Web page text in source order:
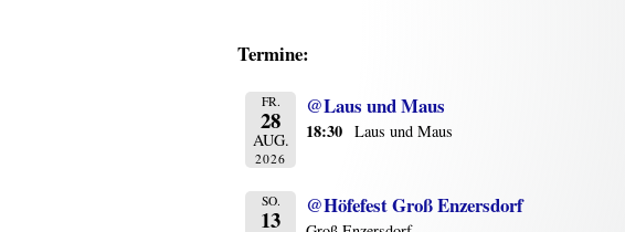
Termine:
FR.
28
AUG.
2026
@Laus und Maus
18:30 Laus und Maus
SO.
13 @Höfefest Groß Enzersdorf